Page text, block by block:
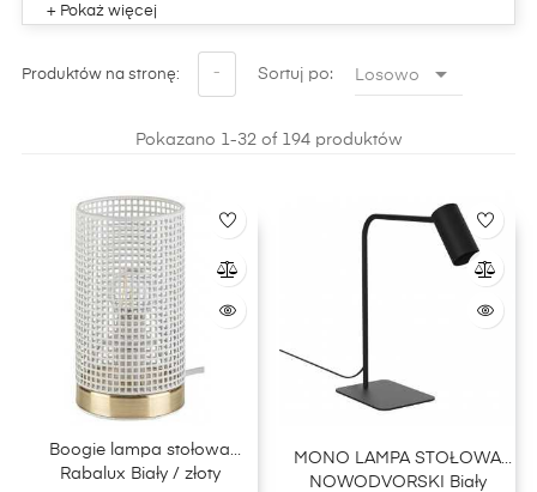
relaksowi. Do tego celu świetnie sprawdzają się
bez trudu w naszym sklepie internetowym LightPlus.
Produktów na stronę: - Sortuj po: Losowo 
Pokazano 1-32 of 194 produktów
Boogie lampa stołowa
Rabalux Biały / złoty
MONO LAMPA STOŁOWA
NOWODVORSKI Biały